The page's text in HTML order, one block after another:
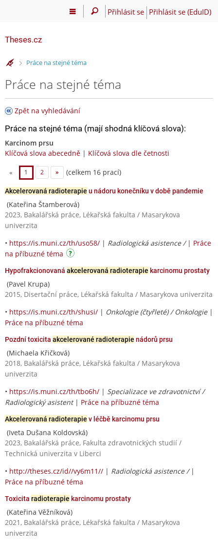
Přihlásit se Přihlásit se (EduID)
Theses.cz
>Práce na stejné téma
Práce na stejné téma
Zpět na vyhledávání
Práce na stejné téma (mají shodná klíčová slova):
Karcinom prsu
Klíčová slova abecedně | Klíčová slova dle četnosti
« 1 2 » (celkem 16 prací)
Akcelerovaná radioterapie u nádoru konečníku v době pandemie
(Kateřina Štamberová)
2023, Bakalářská práce, Lékařská fakulta / Masarykova
univerzita
• https://is.muni.cz/th/uso58/ | Radiologická asistence / | Práce
na příbuzné téma
Hypofrakcionovaná akcelerovaná radioterapie karcinomu prostaty
(Pavel Krupa)
2015, Disertační práce, Lékařská fakulta / Masarykova univerzita
• https://is.muni.cz/th/shusi/ | Onkologie (čtyřleté) / Onkologie|
Práce na příbuzné téma
Pozdní toxicita akcelerované radioterapie nádorů prsu
(Michaela Křičková)
2018, Bakalářská práce, Lékařská fakulta / Masarykova
univerzita
• https://is.muni.cz/th/tbo6h/ | Specializace ve zdravotnictví /
Radiologický asistent| Práce na příbuzné téma
Akcelerovaná radioterapie v léčbě karcinomu prsu
(Iveta Dušana Koldovská)
2023, Bakalářská práce, Fakulta zdravotnických studií /
Technická univerzita v Liberci
• http://theses.cz/id//vy6m11// | Radiologická asistence / |
Práce na příbuzné téma
Toxicita radioterapie karcinomu prostaty
(Kateřina Věžníková)
2021, Bakalářská práce, Lékařská fakulta / Masarykova
univerzita